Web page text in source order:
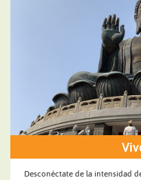
Desconéctate de la intensidad